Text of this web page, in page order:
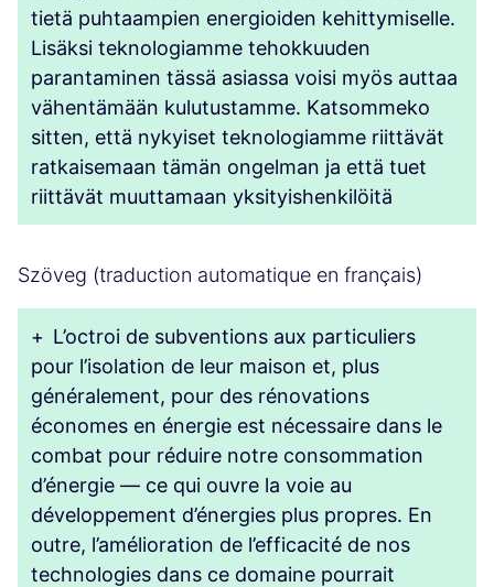
tietä puhtaampien energioiden kehittymiselle.
Lisäksi teknologiamme tehokkuuden
parantaminen tässä asiassa voisi myös auttaa
vähentämään kulutustamme. Katsommeko
sitten, että nykyiset teknologiamme riittävät
ratkaisemaan tämän ongelman ja että tuet
riittävät muuttamaan yksityishenkilöitä
Szöveg (traduction automatique en français)
+ L’octroi de subventions aux particuliers
pour l’isolation de leur maison et, plus
généralement, pour des rénovations
économes en énergie est nécessaire dans le
combat pour réduire notre consommation
d’énergie — ce qui ouvre la voie au
développement d’énergies plus propres. En
outre, l’amélioration de l’efficacité de nos
technologies dans ce domaine pourrait